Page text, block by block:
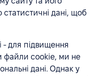
дані, щоб
- для підвищення
файли cookie, ми не
дані. Однак у